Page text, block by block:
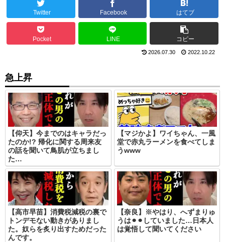
Twitter Facebook はてブ
Pocket LINE コピー
2026.07.30 2022.10.22
急上昇
【仰天】今までのはキャラだっ
たのか!? 帰化に関する周来友
の話を聞いて鳥肌が立ちまし
た…
【マジかよ】ワイちゃん、一風
堂で赤丸ラーメンを食べてしま
うwww
【高市早苗】消費税減税の裏で
トンデモない動きがありまし
た。奴らを炙り出すためだった
んです。
【奈良】※やはり、へずまりゅ
うは⚫︎⚫︎していました…日本人
は覚悟して聞いてください